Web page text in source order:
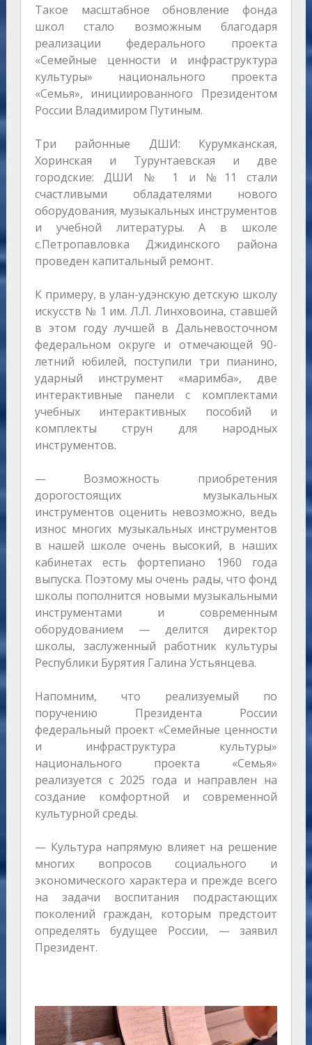
Такое масштабное обновление фонда
школ стало возможным благодаря
реализации федерального проекта
«Семейные ценности и инфраструктура
культуры» национального проекта
«Семья», инициированного Президентом
России Владимиром Путиным.
Три районные ДШИ: Курумканская,
Хоринская и Турунтаевская и две
городские: ДШИ № 1 и №11 стали
счастливыми обладателями нового
оборудования, музыкальных инструментов
и учебной литературы. А в школе
с.Петропавловка Джидинского района
проведен капитальный ремонт.
К примеру, в улан-удэнскую детскую школу
искусств № 1 им. Л.Л. Линховоина, ставшей
в этом году лучшей в Дальневосточном
федеральном округе и отмечающей 90-
летний юбилей, поступили три пианино,
ударный инструмент «маримба», две
интерактивные панели с комплектами
учебных интерактивных пособий и
комплекты струн для народных
инструментов.
— Возможность приобретения
дорогостоящих музыкальных
инструментов оценить невозможно, ведь
износ многих музыкальных инструментов
в нашей школе очень высокий, в наших
кабинетах есть фортепиано 1960 года
выпуска. Поэтому мы очень рады, что фонд
школы пополнится новыми музыкальными
инструментами и современным
оборудованием — делится директор
школы, заслуженный работник культуры
Республики Бурятия Галина Устьянцева.
Напомним, что реализуемый по
поручению Президента России
федеральный проект «Семейные ценности
и инфраструктура культуры»
национального проекта «Семья»
реализуется с 2025 года и направлен на
создание комфортной и современной
культурной среды.
— Культура напрямую влияет на решение
многих вопросов социального и
экономического характера и прежде всего
на задачи воспитания подрастающих
поколений граждан, которым предстоит
определять будущее России, — заявил
Президент.